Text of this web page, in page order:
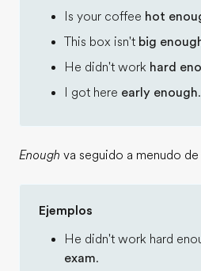
Is your coffee hot
This box isn't big
He didn't work hard
I got here early enough.
Enough va seguido a menudo de
Ejemplos
He didn't work hard
exam.